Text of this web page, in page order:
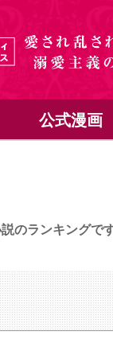
公式漫画
のランキングです